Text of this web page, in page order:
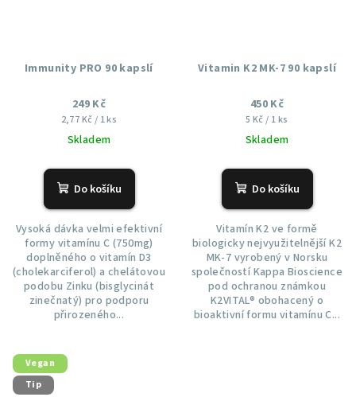
Immunity PRO 90 kapslí
249 Kč
Měrná
cena:
2,77 Kč / 1 ks
Skladem
Do košíku
Vysoká dávka velmi efektivní
formy vitamínu C (750mg)
doplněného o vitamín D3
(cholekarciferol) a chelátovou
podobu Zinku (bisglycinát
zinečnatý) pro podporu
přirozeného...
Vitamin K2 MK-7 90 kapslí
450 Kč
Měrná
cena:
5 Kč / 1 ks
Skladem
Do košíku
Vitamín K2 ve formě
biologicky nejvyužitelnější K2
MK-7 vyrobený v Norsku
společností Kappa Bioscience
pod ochranou známkou
K2VITAL® obohacený o
bioaktivní formu vitamínu C...
Vegan
Tip